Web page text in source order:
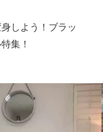
しよう！ブラッ
集！